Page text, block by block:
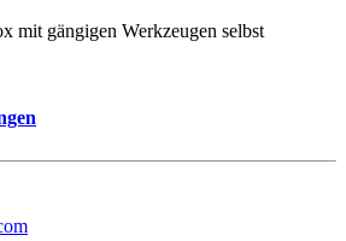
mit gängigen Werkzeugen selbst